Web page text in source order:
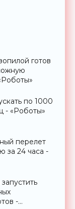
готов
по 1000
- «Роботы»
перелет
за 24 часа -
-